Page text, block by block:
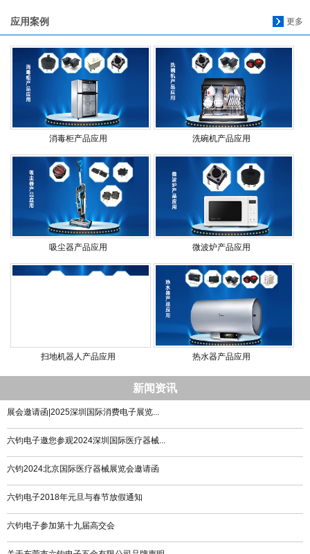
更多
应用案例
消毒柜产品应用 洗碗机产品应用
吸尘器产品应用 微波炉产品应用
扫地机器人产品应用 热水器产品应用
新闻资讯
展会邀请函|2025深圳国际消费电子展览...
六钧电子邀您参观2024深圳国际医疗器械...
六钧2024北京国际医疗器械展览会邀请函
六钧电子2018年元旦与春节放假通知
六钧电子参加第十九届高交会